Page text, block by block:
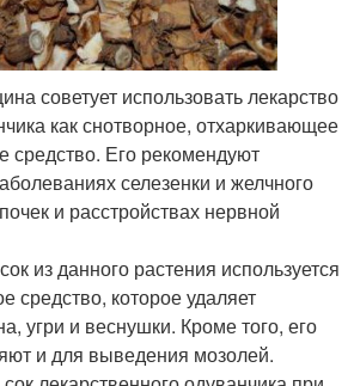
советует использовать лекарство
как снотворное, отхаркивающее
средство. Его рекомендуют
селезенки и желчного
и расстройствах нервной
из данного растения используется
средство, которое удаляет
угри и веснушки. Кроме того, его
и для выведения мозолей.